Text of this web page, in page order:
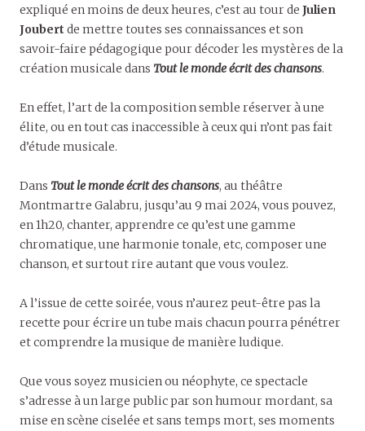
expliqué en moins de deux heures, c’est au tour de Julien
Joubert de mettre toutes ses connaissances et son
savoir-faire pédagogique pour décoder les mystères de la
création musicale dans Tout le monde écrit des chansons.
En effet, l’art de la composition semble réserver à une
élite, ou en tout cas inaccessible à ceux qui n’ont pas fait
d’étude musicale.
Dans Tout le monde écrit des chansons, au théâtre
Montmartre Galabru, jusqu’au 9 mai 2024, vous pouvez,
en 1h20, chanter, apprendre ce qu’est une gamme
chromatique, une harmonie tonale, etc, composer une
chanson, et surtout rire autant que vous voulez.
A l’issue de cette soirée, vous n’aurez peut-être pas la
recette pour écrire un tube mais chacun pourra pénétrer
et comprendre la musique de manière ludique.
Que vous soyez musicien ou néophyte, ce spectacle
s’adresse à un large public par son humour mordant, sa
mise en scène ciselée et sans temps mort, ses moments